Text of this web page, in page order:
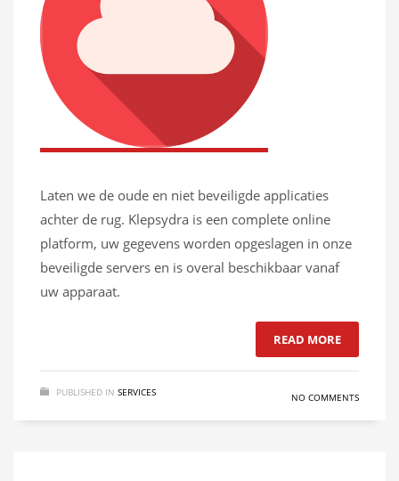
Laten we de oude en niet beveiligde applicaties
achter de rug. Klepsydra is een complete online
platform, uw gegevens worden opgeslagen in onze
beveiligde servers en is overal beschikbaar vanaf
uw apparaat.
READ MORE
PUBLISHED IN SERVICES NO COMMENTS